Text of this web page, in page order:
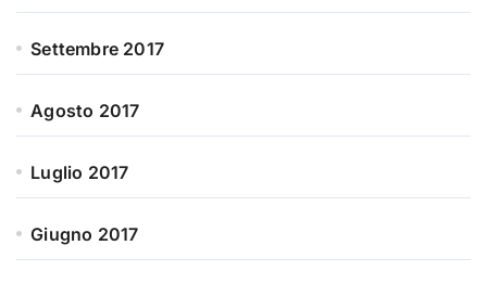
Settembre 2017
Agosto 2017
Luglio 2017
Giugno 2017